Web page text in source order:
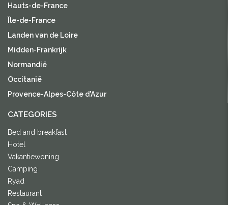
Hauts-de-France
Île-de-France
Landen van de Loire
Midden-Frankrijk
Normandië
Occitanië
Provence-Alpes-Côte d'Azur
CATEGORIES
Bed and breakfast
Hotel
Vakantiewoning
Camping
Ryad
Restaurant